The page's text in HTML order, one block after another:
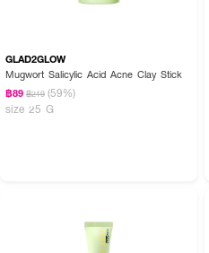
GLAD2GLOW
Mugwort Salicylic Acid Acne Clay Stick
฿89 ฿219 (59%)
size 25 G